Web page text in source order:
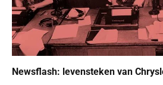
Newsflash: levensteken van